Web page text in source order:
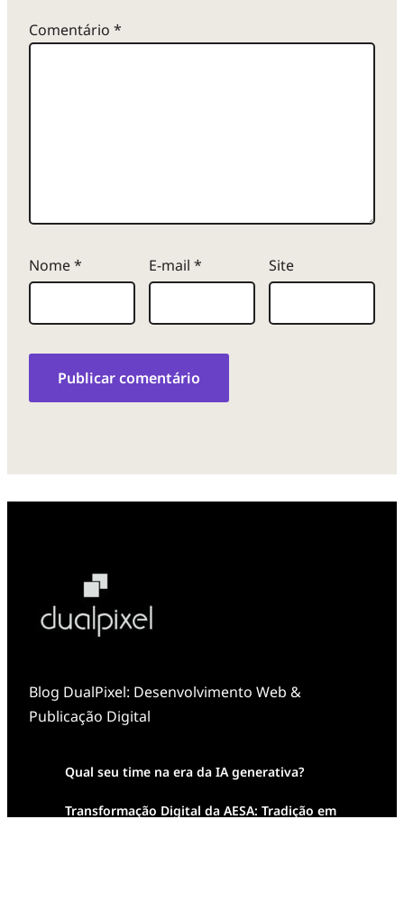
Comentário *
Nome* E-mail * Site
Blog DualPixel: Desenvolvimento Web &
Publicação Digital
Qual seu time na era da IA generativa?
Transformação Digital da AESA: Tradição em